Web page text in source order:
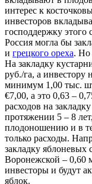
интерес к
инвесторов
господдержку этого
Россия могла бы
и грецкого ореха. Но
На закладку
руб./га, а
минимум 1,00 тыс.
€7,00, а это 0,63 –
расходов на
протяжении 5 – 8
плодоношению и в
только расходы.
закладку яблоневых
Воронежской – 0,60
инвесторы и будут
яблок.